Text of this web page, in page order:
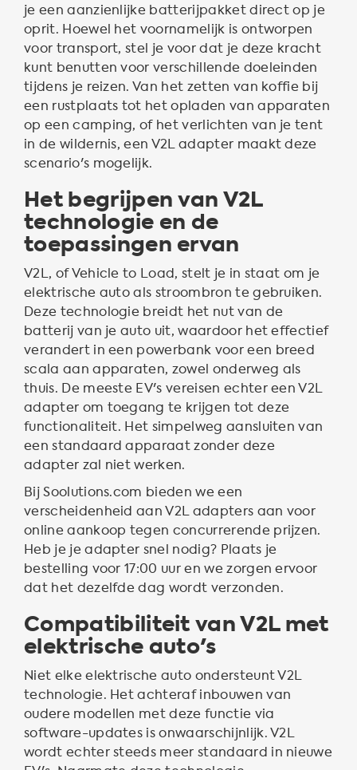
je een aanzienlijke batterijpakket direct op je
oprit. Hoewel het voornamelijk is ontworpen
voor transport, stel je voor dat je deze kracht
kunt benutten voor verschillende doeleinden
tijdens je reizen. Van het zetten van koffie bij
een rustplaats tot het opladen van apparaten
op een camping, of het verlichten van je tent
in de wildernis, een V2L adapter maakt deze
scenario's mogelijk.
Het begrijpen van V2L
technologie en de
toepassingen ervan
V2L, of Vehicle to Load, stelt je in staat om je
elektrische auto als stroombron te gebruiken.
Deze technologie breidt het nut van de
batterij van je auto uit, waardoor het effectief
verandert in een powerbank voor een breed
scala aan apparaten, zowel onderweg als
thuis. De meeste EV's vereisen echter een V2L
adapter om toegang te krijgen tot deze
functionaliteit. Het simpelweg aansluiten van
een standaard apparaat zonder deze
adapter zal niet werken.
Bij Soolutions.com bieden we een
verscheidenheid aan V2L adapters aan voor
online aankoop tegen concurrerende prijzen.
Heb je je adapter snel nodig? Plaats je
bestelling voor 17:00 uur en we zorgen ervoor
dat het dezelfde dag wordt verzonden.
Compatibiliteit van V2L met
elektrische auto's
Niet elke elektrische auto ondersteunt V2L
technologie. Het achteraf inbouwen van
oudere modellen met deze functie via
software-updates is onwaarschijnlijk. V2L
wordt echter steeds meer standaard in nieuwe